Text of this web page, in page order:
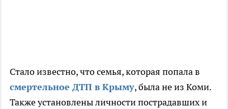
Стало известно, что семья, которая попала в
смертельное ДТП в Крыму, была не из Коми.
Также установлены личности пострадавших и